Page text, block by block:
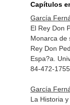
Capítulos
García
El Rey Don
Monarca de
Rey Don
Espa?a.
84-472-
García
La Historia